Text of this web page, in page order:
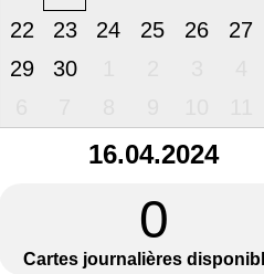
22
23 24 25 26
27
29
30
16.04.2024
0
Cartes journalières